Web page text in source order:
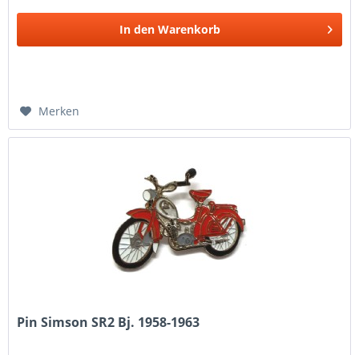
In den Warenkorb
Merken
Pin Simson SR2 Bj. 1958-1963